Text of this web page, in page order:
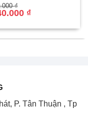
₫
₫
₫.
P. Tân Thuận , Tp